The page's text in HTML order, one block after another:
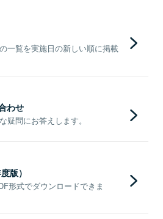
一覧を実施日の新しい順に掲載
わせ
疑問にお答えします。
版）
形式でダウンロードできま